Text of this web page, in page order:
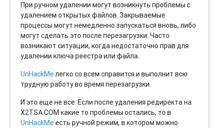
При ручном удалении могут возникнуть проблемы с
удалением открытых файлов. Закрываемые
процессы могут немедленно запускаться вновь, либо
могут сделать это после перезагрузки. Часто
возникают ситуации, когда недостаточно прав для
удалении ключа реестра или файла.
UnHackMeлегко со всем справится и выполнит всю
трудную работу во время перезагрузки.
И это еще не все. Если после удаления редиректа на
X2TSA.COM какие то проблемы остались, то в
UnHackMeесть ручной режим, в котором можно